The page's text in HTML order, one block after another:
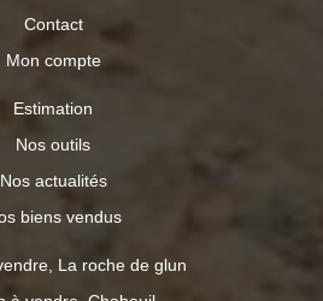
Contact
Mon compte
Estimation
Nos outils
Nos actualités
biens vendus
La roche de glun